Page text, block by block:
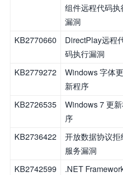
组件远程代码执
漏洞
KB2770660
DirectPlay远程
码执行漏洞
KB2779272
Windows 字体更
新程序
KB2726535
Windows 7 更
序
KB2736422
开放数据协议拒
服务漏洞
KB2742599
.NET